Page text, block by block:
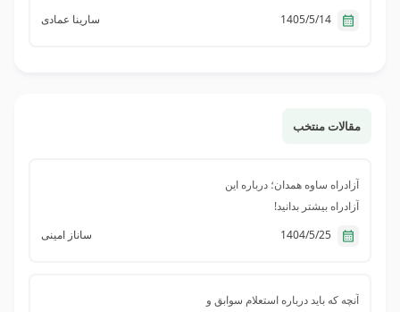
سارینا عمادی
مقالات منتخب
آزادراه ساوه همدان؛ درباره این
آزادراه بیشتر بدانید!
ساناز امینی
آنچه که باید درباره استعلام سوابق و